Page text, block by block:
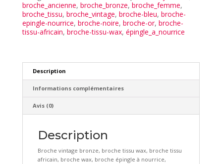
broche_ancienne, broche_bronze, broche_femme,
broche_tissu, broche_vintage, broche-bleu, broche-
epingle-nourrice, broche-noire, broche-or, broche-
tissu-africain, broche-tissu-wax, épingle_a_nourrice
Description
Informations complémentaires
Avis (0)
Description
Broche vintage bronze, broche tissu wax, broche tissu
africain, broche wax, broche épingle à nourrice,